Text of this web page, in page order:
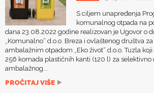
S ciljem unapređenja
komunalnog otpada na
dana 23.08.2022 godine realizovan je Ugovor o
„Komunalno“ d.o.o. Breza i ovlaštenog društva
ambalažnim otpadom „Eko život“ d.o.o. Tuzla
256 komada plastičnih kanti (120 l) za selektivno
ambalažnog...
PROČITAJ VIŠE